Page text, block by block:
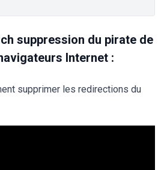
suppression du pirate de
Internet :
supprimer les redirections du